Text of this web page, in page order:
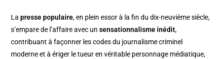
Lapresse populaire, en plein essor à la fin du dix-neuvième siècle,
s’empare de l’affaire avec unsensationnalisme inédit,
contribuant à façonner les codes du journalisme criminel
moderne et à ériger le tueur en véritable personnage médiatique,